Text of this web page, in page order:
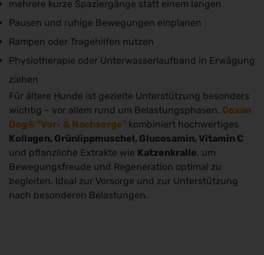
mehrere kurze Spaziergänge statt einem langen
Pausen und ruhige Bewegungen einplanen
Rampen oder Tragehilfen nutzen
Physiotherapie oder Unterwasserlaufband in Erwägung
ziehen
Für ältere Hunde ist gezielte Unterstützung besonders
wichtig – vor allem rund um Belastungsphasen. Coxan
Dog® "Vor- & Nachsorge" kombiniert hochwertiges
Kollagen, Grünlippmuschel, Glucosamin, Vitamin C
und pflanzliche Extrakte wie Katzenkralle, um
Bewegungsfreude und Regeneration optimal zu
begleiten. Ideal zur Vorsorge und zur Unterstützung
nach besonderen Belastungen.